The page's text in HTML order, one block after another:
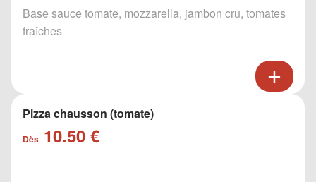
Base sauce tomate, mozzarella, jambon cru, tomates
fraîches
Pizza chausson (tomate)
Dès 10.50 €